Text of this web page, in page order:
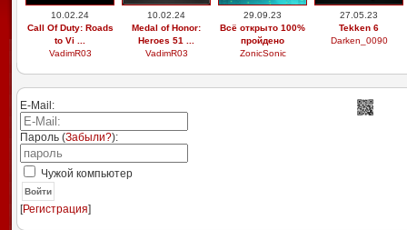
10.02.24
Call Of Duty: Roads
to Vi ...
VadimR03
10.02.24
Medal of Honor:
Heroes 51 ...
VadimR03
29.09.23
Всё открыто 100%
пройдено
ZonicSonic
27.05.23
Tekken 6
Darken_0090
E-Mail:
Пароль (Забыли?):
Чужой компьютер
Войти
[Регистрация]